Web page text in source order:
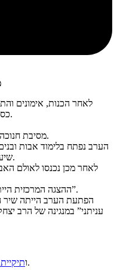
לאחר הכנות, אימונים
כסלו) מסיבת חנוכה לתלמידי הת”ת והוריהם.
“מסיבת חנוכה בתלמוד תורה הייתה ערב יוצא מן הכלל.
הערב נפתח בלימוד אבות
שיעור מפי הרב איתיאל גלעדי באולם המרכזי.
לאחר מכן נכנסו לאולם
ההצגה המרכזית הייתה של כיתה ז’ בנושא “שותפו של הקב”ה”.
הפתעת הערב הייתה שיר
עניתני” במנגינה של הרב
ושל סרטוני וידאו נפלאים מההופעה.